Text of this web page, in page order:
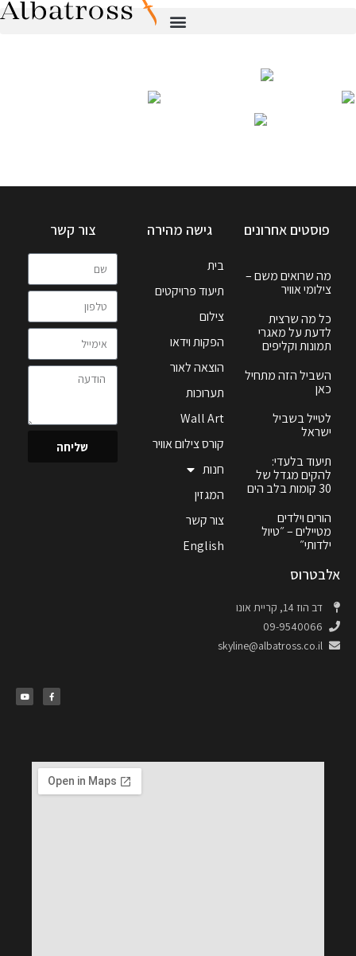
פוסטים אחרונים
מה שרואים משם –
צילומי אוויר
כל מה שרצית
לדעת על מאגרי
תמונות וקליפים
השביל הזה מתחיל
כאן
לטייל בשביל
ישראל
תיעוד בלעדי:
להקים מגדל של
30 קומות בלב הים
הורים וילדים
מטיילים – ״טיול
ילדותי״
גישה מהירה
בית
תיעוד פרויקטים
צילום
הפקות וידאו
הוצאה לאור
תערוכות
Wall Art
קורס צילום אוויר
חנות
המגזין
צור קשר
English
צור קשר
שליחה
אלבטרוס
דב הוז 14, קריית אונו
09-9540066
skyline@albatross.co.il